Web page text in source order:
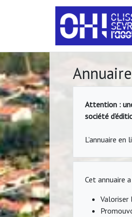
Attention :
société
L’annuaire en
Cet annuaire
Valoriser